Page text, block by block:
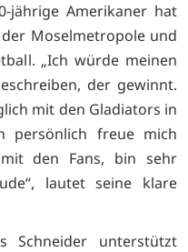
jährige Amerikaner hat
Moselmetropole und
„Ich würde meinen
der gewinnt.
mit den Gladiators in
persönlich freue mich
den Fans, bin sehr
lautet seine klare
Schneider unterstützt